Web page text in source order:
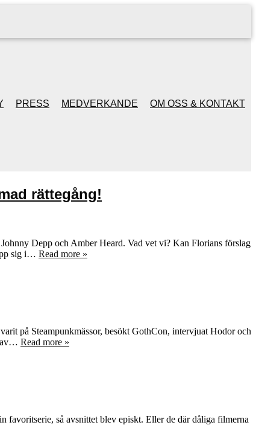
PRESS MEDVERKANDE OM OSS & KONTAKT
rättegång!
Depp och Amber Heard. Vad vet vi? Kan Florians förslag
sig i… Read more »
på Steampunkmässor, besökt GothCon, intervjuat Hodor och
av… Read more »
favoritserie, så avsnittet blev episkt. Eller de där dåliga filmerna